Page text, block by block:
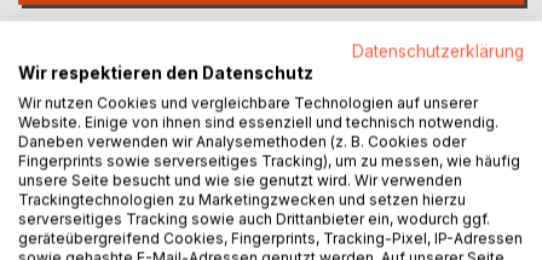
Titel bewerten
Datenschutzerklärung
Wir respektieren den Datenschutz
Wir nutzen Cookies und vergleichbare Technologien auf unserer
Website. Einige von ihnen sind essenziell und technisch notwendig.
Daneben verwenden wir Analysemethoden (z. B. Cookies oder
Fingerprints sowie serverseitiges Tracking), um zu messen, wie häufig
unsere Seite besucht und wie sie genutzt wird. Wir verwenden
Trackingtechnologien zu Marketingzwecken und setzen hierzu
serverseitiges Tracking sowie auch Drittanbieter ein, wodurch ggf.
geräteübergreifend Cookies, Fingerprints, Tracking-Pixel, IP-Adressen